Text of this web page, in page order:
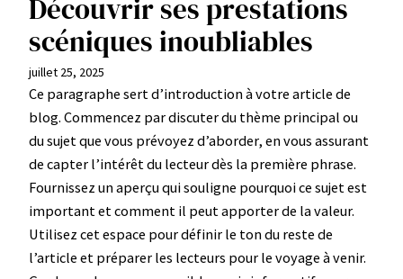
Découvrir ses prestations
scéniques inoubliables
juillet 25, 2025
Ce paragraphe sert d’introduction à votre article de
blog. Commencez par discuter du thème principal ou
du sujet que vous prévoyez d’aborder, en vous assurant
de capter l’intérêt du lecteur dès la première phrase.
Fournissez un aperçu qui souligne pourquoi ce sujet est
important et comment il peut apporter de la valeur.
Utilisez cet espace pour définir le ton du reste de
l’article et préparer les lecteurs pour le voyage à venir.